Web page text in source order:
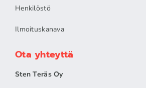
Henkilöstö
Ilmoituskanava
Ota yhteyttä
Sten Teräs Oy